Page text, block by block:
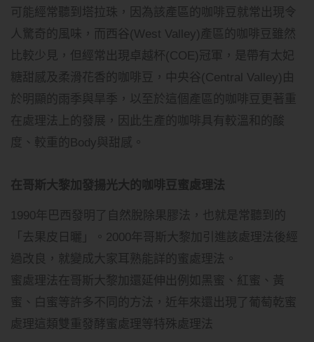
可能經常聽到塔拉珠，因為該產區的咖啡豆就常出現令
人驚奇的風味，而西谷(West Valley)產區的咖啡豆雖然
比較少見，但經常出現卓越杯(COE)冠軍，是帶有太妃
糖甜感及柔滑花香的咖啡豆，中央谷(Central Valley)由
於明顯的雨季與旱季，以至於這個產區的咖啡豆更著重
在處理法上的發展，因此生產的咖啡具有較溫和的酸
度、較重的Body與甜感。
在哥斯大黎加發揚光大的咖啡豆蜜處理法
1990年巴西發明了自然脫除果膠法，也就是常聽到的
「去果皮日曬」。2000年哥斯大黎加引進該處理法後經
過改良，就變成大家耳熟能詳的蜜處理法。
蜜處理法在哥斯大黎加還延伸出例如黑蜜、紅蜜、黃
蜜、白蜜等許多不同的方法，近年來還出現了葡萄乾蜜
處理這類雙重發酵蜜處理等特殊處理法